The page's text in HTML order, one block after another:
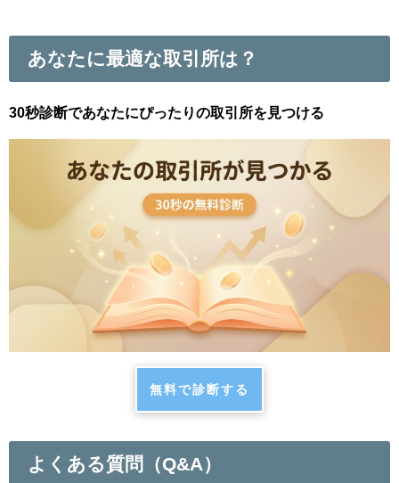
あなたに最適な取引所は？
30秒診断であなたにぴったりの取引所を見つける
無料で診断する
よくある質問（Q&A）